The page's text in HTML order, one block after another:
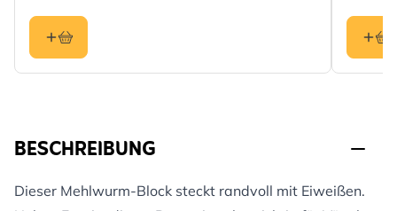
BESCHREIBUNG
Dieser Mehlwurm-Block steckt randvoll mit Eiweißen.